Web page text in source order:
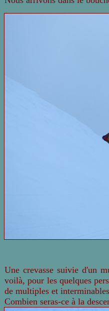
Une crevasse suivie d'un
voilà, pour les quelques
de multiples et
Combien seras-ce à la